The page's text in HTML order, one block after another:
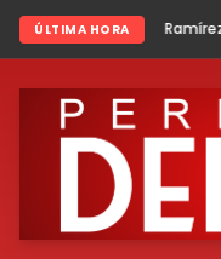
ÚLTIMA HORA
impulsa inversión